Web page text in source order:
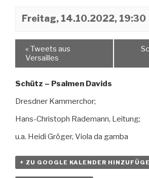
Freitag, 14.10.2022, 19:30
« Tweets aus
Versailles
Schütz – Psalmen Davids
Dresdner Kammerchor;
Hans-Christoph Rademann, Leitung;
u.a. Heidi Gröger, Viola da gamba
+ ZU GOOGLE KALENDER